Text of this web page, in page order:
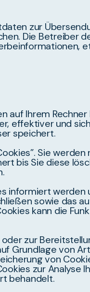
zur
Die Betreiber
Ihrem Rechner
effektiver und
speichert.
Sie werden
bis Sie diese
informiert werden
sowie das
kann die
zur
Grundlage von Art.
von
zur Analyse
behandelt.